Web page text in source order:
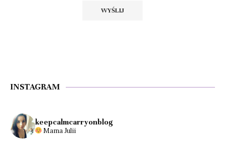
INSTAGRAM
keepcalmcarryonblog
Mama Julii